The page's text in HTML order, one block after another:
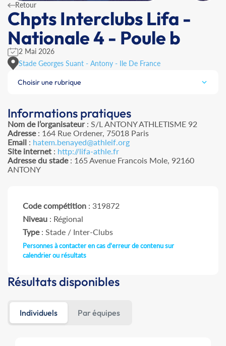
Retour
Chpts Interclubs Lifa -
Nationale 4 - Poule b
2 Mai 2026
Stade Georges Suant - Antony - Ile De France
Choisir une rubrique
Informations pratiques
Nom de l’organisateur: S/L ANTONY ATHLETISME 92
Adresse: 164 Rue Ordener, 75018 Paris
Email : hatem.benayed@athleif.org
Site internet : http://lifa-athle.fr
Adresse du stade: 165 Avenue Francois Mole, 92160
ANTONY
Code compétition : 319872
Niveau : Régional
Type: Stade / Inter-Clubs
Personnes à contacter en cas d'erreur de contenu sur
calendrier ou résultats
Résultats disponibles
Individuels Par équipes